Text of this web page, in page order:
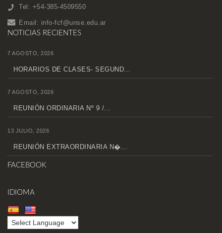
Tel: +54-385-4509550
Email: info-fcf@unse.edu.ar
NOTICIAS RECIENTES
7 AGOSTO, 2026
HORARIOS DE CLASES- SEGUND...
7 AGOSTO, 2026
REUNIÓN ORDINARIA Nº 9 /...
13 JULIO, 2026
REUNIÓN EXTRAORDINARIA N�...
FACEBOOK
IDIOMA